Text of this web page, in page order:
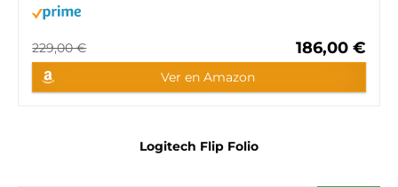
229,00 € 186,00 €
Ver en Amazon
Logitech Flip Folio